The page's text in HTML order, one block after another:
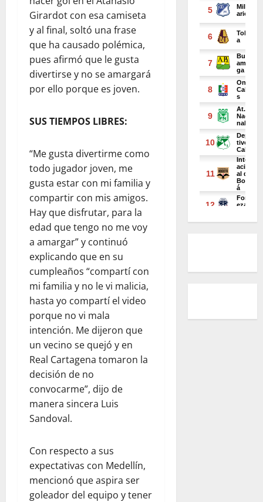
Girardot con esa camiseta
y al final, soltó una frase
que ha causado polémica,
pues afirmó que le gusta
divertirse y no se amargará
por ello porque es joven.
SUS TIEMPOS LIBRES:
“Me gusta divertirme como
todo jugador joven, me
gusta estar con mi familia y
compartir con mis amigos.
Hay que disfrutar, para la
edad que tengo no me voy
a amargar” y continuó
explicando que en su
cumpleaños “compartí con
mi familia y no le vi malicia,
hasta yo compartí el video
porque no vi mala
intención. Me dijeron que
un vecino se quejó y en
Real Cartagena tomaron la
decisión de no
convocarme”, dijo de
manera sincera Luis
Sandoval.
Con respecto a sus
expectativas con Medellín,
mencionó que aspira ser
goleador del equipo y tener